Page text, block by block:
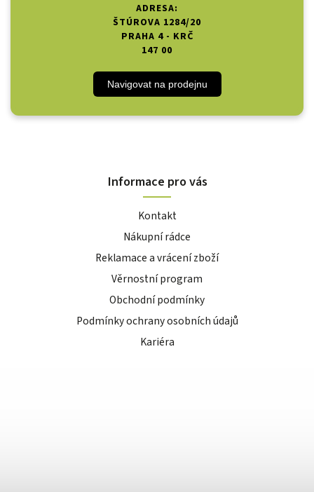
ADRESA:
ŠTÚROVA 1284/20
PRAHA 4 - KRČ
147 00
Navigovat na prodejnu
Informace pro vás
Kontakt
Nákupní rádce
Reklamace a vrácení zboží
Věrnostní program
Obchodní podmínky
Podmínky ochrany osobních údajů
Kariéra